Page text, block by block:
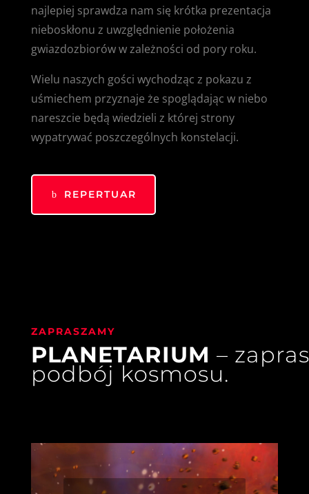
najlepiej sprawdza nam się krótka prezentacja
nieboskłonu z uwzględnienie położenia
gwiazdozbiorów w zależności od pory roku.
Wielu naszych gości wychodząc z pokazu z
uśmiechem przyznaje że spoglądając w niebo
nareszcie będą wiedzieli z której strony
wypatrywać poszczególnych konstelacji.
REPERTUAR
ZAPRASZAMY
PLANETARIUM –
podbój kosmosu.